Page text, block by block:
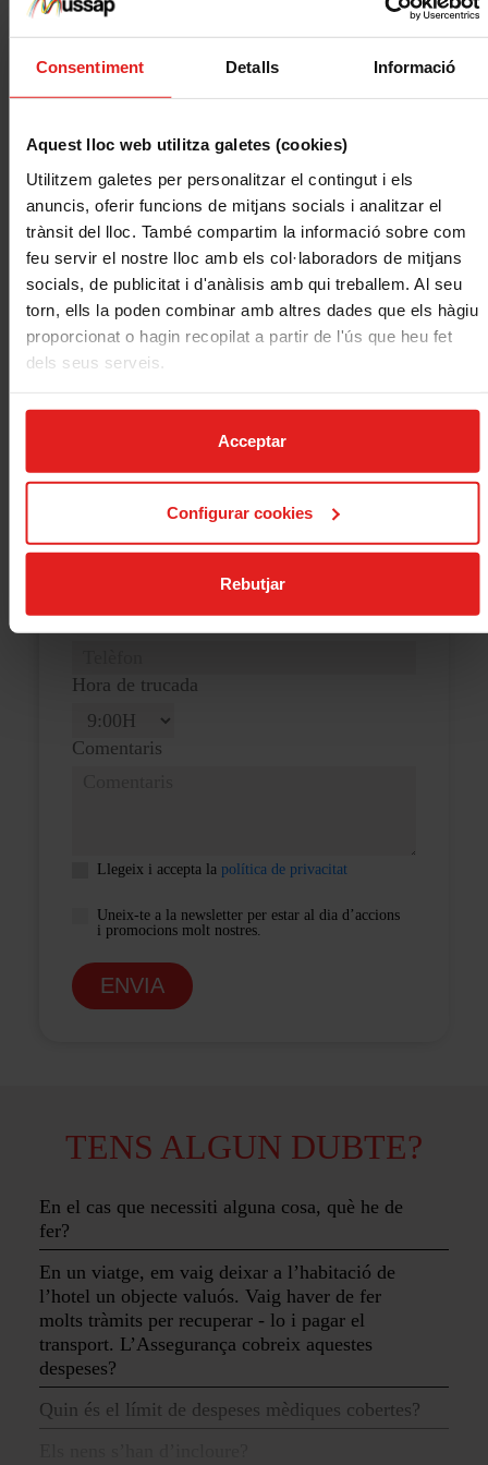
Consentiment Detalls Informació
Aquest lloc web utilitza galetes (cookies)
Utilitzem galetes per personalitzar el contingut i els
anuncis, oferir funcions de mitjans socials i analitzar el
trànsit del lloc. També compartim la informació sobre com
feu servir el nostre lloc amb els col·laboradors de mitjans
socials, de publicitat i d'anàlisis amb qui treballem. Al seu
torn, ells la poden combinar amb altres dades que els hàgiu
proporcionat o hagin recopilat a partir de l'ús que heu fet
dels seus serveis.
Acceptar
Configurar cookies
Rebutjar
Portem més de 90 anys protegint el que
més t’estimes amb un tracte proper i
resolutiu.
Transparents i ètics
Som una asseguradora ètica, solidària i
qualitat EthSI.
VOLS QUE ET
TRUQUEM?
Telèfon
Hora de trucada
Comentaris
Llegeix i accepta la política de privacitat
Uneix-te a la newsletter per estar al dia d’accions
i promocions molt nostres.
ENVIA
TENS ALGUN DUBTE?
En el cas que necessiti alguna cosa, què he de
fer?
En un viatge, em vaig deixar a l’habitació de
l’hotel un objecte valuós. Vaig haver de fer
molts tràmits per recuperar - lo i pagar el
transport. L’Assegurança cobreix aquestes
despeses?
Quin és el límit de despeses mèdiques cobertes?